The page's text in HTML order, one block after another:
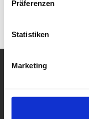
Präferenzen
Statistiken
Marketing